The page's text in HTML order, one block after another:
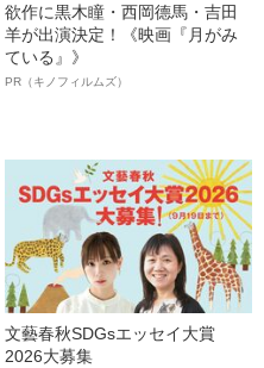
欲作に黒木瞳・西岡德馬・吉田
羊が出演決定！《映画『月がみ
ている』》
PR（キノフィルムズ）
文藝春秋SDGsエッセイ大賞
2026大募集